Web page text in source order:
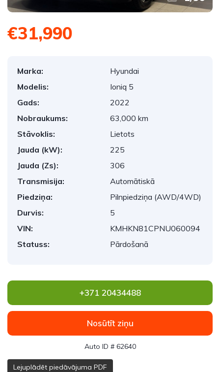
€31,990
Marka:
Hyundai
Modelis:
Ioniq 5
Gads:
2022
Nobraukums:
63,000 km
Stāvoklis:
Lietots
Jauda (kW):
225
Jauda (Zs):
306
Transmisija:
Automātiskā
Piedziņa:
Pilnpiedziņa (AWD/4WD)
Durvis:
5
VIN:
KMHKN81CPNU060094
Statuss:
Pārdošanā
+371 20434488
Nosūtīt ziņu
Auto ID # 62640
Lejuplādēt piedāvājuma PDF